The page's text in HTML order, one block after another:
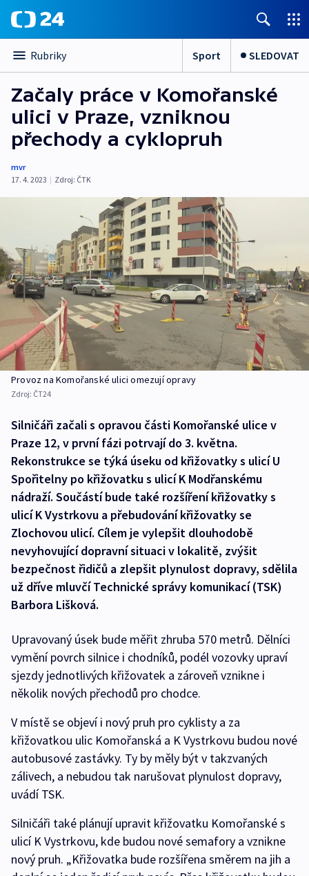
Rubriky Sport SLEDOVAT
Začaly práce v Komořanské
ulici v Praze, vzniknou
přechody a cyklopruh
mvr
17. 4. 2023 | Zdroj: ČTK
Provoz na Komořanské ulici omezují opravy
Zdroj: ČT24
Silničáři začali s opravou části Komořanské ulice v
Praze 12, v první fázi potrvají do 3. května.
Rekonstrukce se týká úseku od křižovatky s ulicí U
Spořitelny po křižovatku s ulicí K Modřanskému
nádraží. Součástí bude také rozšíření křižovatky s
ulicí K Vystrkovu a přebudování křižovatky se
Zlochovou ulicí. Cílem je vylepšit dlouhodobě
nevyhovující dopravní situaci v lokalitě, zvýšit
bezpečnost řidičů a zlepšit plynulost dopravy, sdělila
už dříve mluvčí Technické správy komunikací (TSK)
Barbora Lišková.
Upravovaný úsek bude měřit zhruba 570 metrů. Dělníci
vymění povrch silnice i chodníků, podél vozovky upraví
sjezdy jednotlivých křižovatek a zároveň vznikne i
několik nových přechodů pro chodce.
V místě se objeví i nový pruh pro cyklisty a za
křižovatkou ulic Komořanská a K Vystrkovu budou nové
autobusové zastávky. Ty by měly být v takzvaných
zálivech, a nebudou tak narušovat plynulost dopravy,
uvádí TSK.
Silničáři také plánují upravit křižovatku Komořanské s
ulicí K Vystrkovu, kde budou nové semafory a vznikne
nový pruh. „Křižovatka bude rozšířena směrem na jih a